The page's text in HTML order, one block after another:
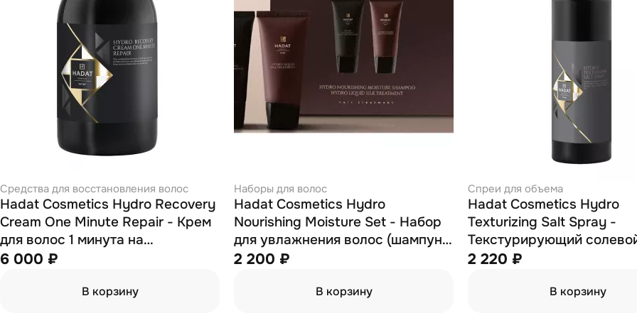
Средства для восстановления волос
Hadat Cosmetics Hydro Recovery
Cream One Minute Repair - Крем
для волос 1 минута на
восстановление 500 мл
6 000 ₽
В корзину
Наборы для волос
Hadat Cosmetics Hydro
Nourishing Moisture Set - Набор
для увлажнения волос (шампунь
70 мл; маска 70 мл)
2 200 ₽
В корзину
Спреи для объема
Hadat Cosmetics Hydro
Texturizing Salt Spray -
Текстурирующий
для волос 110 мл
2 220 ₽
В корзину